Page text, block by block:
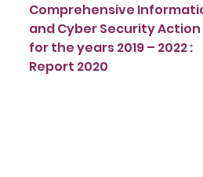
Comprehensive
and Cyber Security Action
for the years 2019 – 2022 :
Report 2020